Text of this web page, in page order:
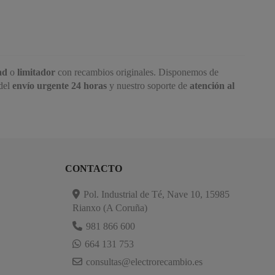
o limitadorcon recambios originales. Disponemos de
envío urgente 24 horasy nuestro soporte de atención al
CONTACTO
Pol. Industrial de Té, Nave 10, 15985
Rianxo (A Coruña)
981 866 600
664 131 753
consultas@electrorecambio.es